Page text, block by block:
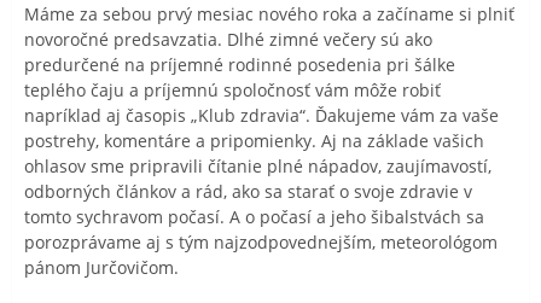
Máme za sebou prvý mesiac nového roka a začíname si plniť
novoročné predsavzatia. Dlhé zimné večery sú ako
predurčené na príjemné rodinné posedenia pri šálke
teplého čaju a príjemnú spoločnosť vám môže robiť
napríklad aj časopis „Klub zdravia“. Ďakujeme vám za vaše
postrehy, komentáre a pripomienky. Aj na základe vašich
ohlasov sme pripravili čítanie plné nápadov, zaujímavostí,
odborných článkov a rád, ako sa starať o svoje zdravie v
tomto sychravom počasí. A o počasí a jeho šibalstvách sa
porozprávame aj s tým najzodpovednejším, meteorológom
pánom Jurčovičom.